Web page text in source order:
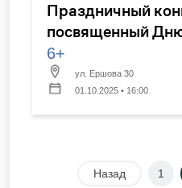
Праздничный
посвященный
6+
ул. Ершова 30
01.10.2025 • 16:00
Назад 1